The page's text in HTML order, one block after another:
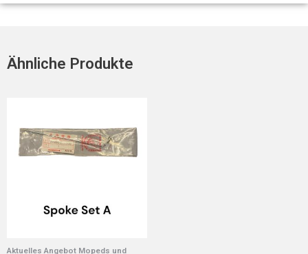
Ähnliche Produkte
Aktuelles Angebot Mopeds und